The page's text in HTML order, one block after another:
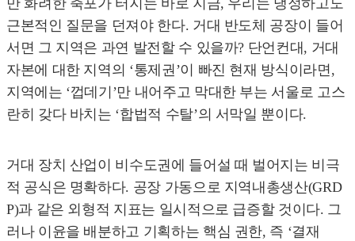
만 화려한 축포가 터지는 바로 지금, 우리는 냉정하고도
근본적인 질문을 던져야 한다. 거대 반도체 공장이 들어
서면 그 지역은 과연 발전할 수 있을까? 단언컨대, 거대
자본에 대한 지역의 ‘통제권’이 빠진 현재 방식이라면,
지역에는 ‘껍데기’만 내어주고 막대한 부는 서울로 고스
란히 갖다 바치는 ‘합법적 수탈’의 서막일 뿐이다.
거대 장치 산업이 비수도권에 들어설 때 벌어지는 비극
적 공식은 명확하다. 공장 가동으로 지역내총생산(GRD
P)과 같은 외형적 지표는 일시적으로 급증할 것이다. 그
러나 이윤을 배분하고 기획하는 핵심 권한, 즉 ‘결재